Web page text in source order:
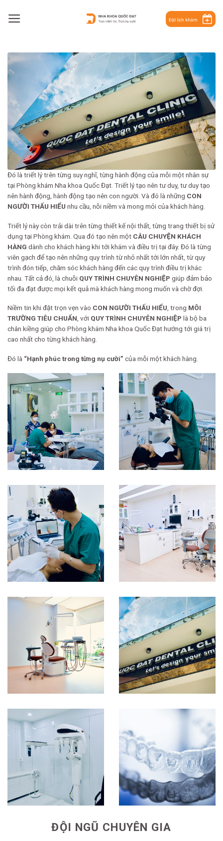
Đặt lịch khám
Đó là triết lý trên từng suy nghĩ, từng hành động của mỗi một nhân sự
tại Phòng khám Nha khoa Quốc Đạt. Triết lý tạo nên tư duy, tư duy tạo
nên hành động, hành động tạo nên con người. Và đó là những CON
NGƯỜI THẤU HIỂU nhu cầu, nỗi niềm và mong mỏi của khách hàng.
Triết lý này còn trải dài trên từng thiết kế nội thất, từng trang thiết bị sử
dụng tại Phòng khám. Qua đó tạo nên một CÂU CHUYỆN KHÁCH
HÀNG dành cho khách hàng khi tớikhám và điều trị tại đây. Đó là từng
viên gạch để tạo nên những quy trình từ nhỏ nhất tới lớn nhất, từ quy
trình đón tiếp, chăm sóc khách hàng đến các quy trình điều trị khác
nhau. Tất cả đó, là chuỗi QUYTRÌNH CHUYÊN NGHIỆP giúp đảm bảo
tối đa đạt được mọi kết quả mà khách hàng mong muốn và chờ đợi.
Niềm tin khi đặt trọn vẹn vào CON NGƯỜI THẤU HIỂU, trong MÔI
TRƯỜNG TIÊU CHUẨN, với QUY TRÌNH CHUYÊN NGHIỆP là bộ ba
chân kiềng giúp cho Phòng khám Nha khoaQuốc Đạt hướng tới giá trị
cao nhất cho từng khách hàng.
Đó là “Hạnh phúc trong từng nụ cười” của mỗi một khách hàng.
ĐỘI NGŨ CHUYÊN GIA